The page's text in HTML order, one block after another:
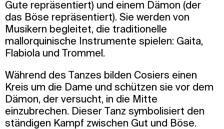
Gute repräsentiert) und einem Dämon (der
das Böse repräsentiert). Sie werden von
Musikern begleitet, die traditionelle
mallorquinische Instrumente spielen: Gaita,
Flabiola und Trommel.
Während des Tanzes bilden Cosiers einen
Kreis um die Dame und schützen sie vor dem
Dämon, der versucht, in die Mitte
einzubrechen. Dieser Tanz symbolisiert den
ständigen Kampf zwischen Gut und Böse.